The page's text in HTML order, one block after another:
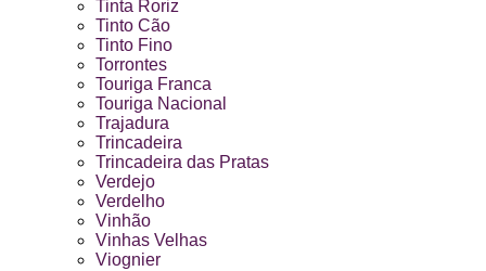
Tinta Roriz
Tinto Cão
Tinto Fino
Torrontes
Touriga Franca
Touriga Nacional
Trajadura
Trincadeira
Trincadeira das Pratas
Verdejo
Verdelho
Vinhão
Vinhas Velhas
Viognier